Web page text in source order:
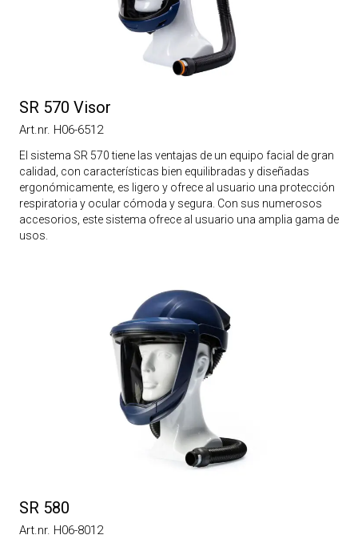
SR 570 Visor
Art.nr. H06-6512
El sistema SR 570 tiene las ventajas de un equipo facial de gran
calidad, con características bien equilibradas y diseñadas
ergonómicamente, es ligero y ofrece al usuario una protección
respiratoria y ocular cómoda y segura. Con sus numerosos
accesorios, este sistema ofrece al usuario una amplia gama de
usos.
SR 580
Art.nr. H06-8012